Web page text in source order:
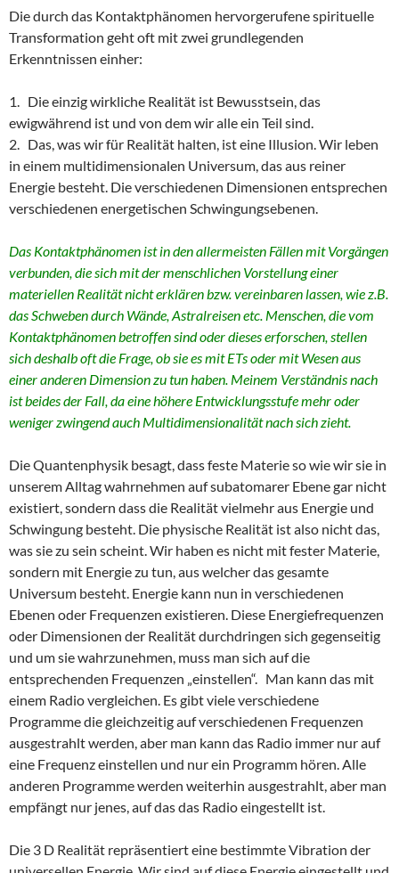
Die durch das Kontaktphänomen hervorgerufene spirituelle
Transformation geht oft mit zwei grundlegenden
Erkenntnissen einher:
1. Die einzig wirkliche Realität ist Bewusstsein, das
ewigwährend ist und von dem wir alle ein Teil sind.
2. Das, was wir für Realität halten, ist eine Illusion. Wir leben
in einem multidimensionalen Universum, das aus reiner
Energie besteht. Die verschiedenen Dimensionen entsprechen
verschiedenen energetischen Schwingungsebenen.
Das Kontaktphänomen ist in den allermeisten Fällen mit Vorgängen
verbunden, die sich mit der menschlichen Vorstellung einer
materiellen Realität nicht erklären bzw. vereinbaren lassen, wie z.B.
das Schweben durch Wände, Astralreisen etc. Menschen, die vom
Kontaktphänomen betroffen sind oder dieses erforschen, stellen
sich deshalb oft die Frage, ob sie es mit ETs oder mit Wesen aus
einer anderen Dimension zu tun haben. Meinem Verständnis nach
ist beides der Fall, da eine höhere Entwicklungsstufe mehr oder
weniger zwingend auch Multidimensionalität nach sich zieht.
Die Quantenphysik besagt, dass feste Materie so wie wir sie in
unserem Alltag wahrnehmen auf subatomarer Ebene gar nicht
existiert, sondern dass die Realität vielmehr aus Energie und
Schwingung besteht. Die physische Realität ist also nicht das,
was sie zu sein scheint. Wir haben es nicht mit fester Materie,
sondern mit Energie zu tun, aus welcher das gesamte
Universum besteht. Energie kann nun in verschiedenen
Ebenen oder Frequenzen existieren. Diese Energiefrequenzen
oder Dimensionen der Realität durchdringen sich gegenseitig
und um sie wahrzunehmen, muss man sich auf die
entsprechenden Frequenzen „einstellen“. Man kann das mit
einem Radio vergleichen. Es gibt viele verschiedene
Programme die gleichzeitig auf verschiedenen Frequenzen
ausgestrahlt werden, aber man kann das Radio immer nur auf
eine Frequenz einstellen und nur ein Programm hören. Alle
anderen Programme werden weiterhin ausgestrahlt, aber man
empfängt nur jenes, auf das das Radio eingestellt ist.
Die 3 D Realität repräsentiert eine bestimmte Vibration der